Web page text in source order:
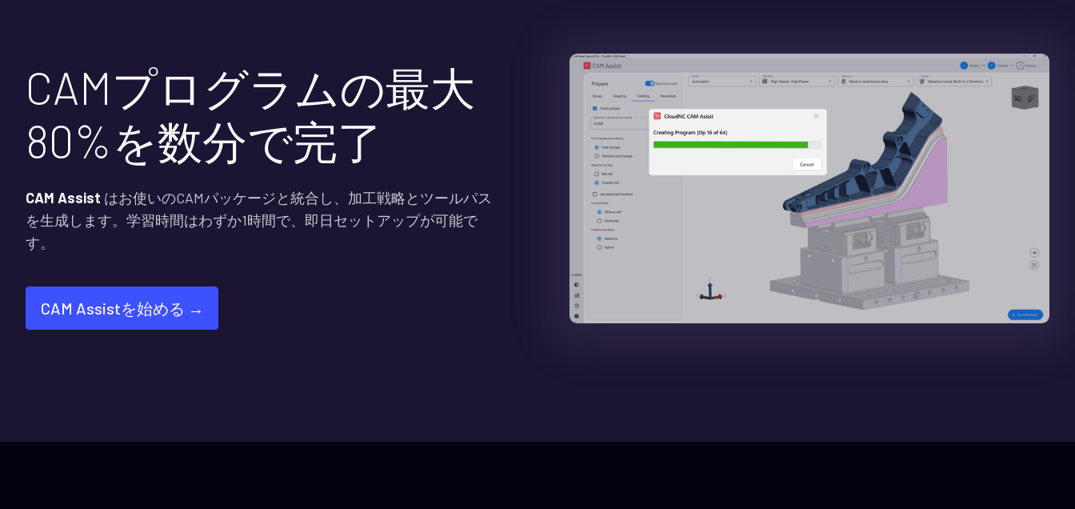
CAMプログラムの最大
80%を数分で完了
CAM Assist はお使いのCAMパッケージと統合し、加工戦略とツールパス
を生成します。学習時間はわずか1時間で、即日セットアップが可能で
す。
CAM Assistを始める →